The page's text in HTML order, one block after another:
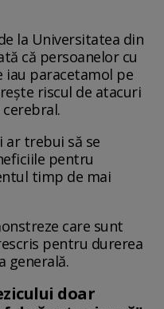
la Universitatea din
că persoanelor cu
iau paracetamol pe
riscul de atacuri
ar trebui să se
pentru
timp de mai
care sunt
pentru durerea
generală.
doar